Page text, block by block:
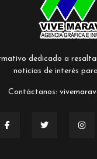
dedicado a
noticias de interés
Contáctanos: